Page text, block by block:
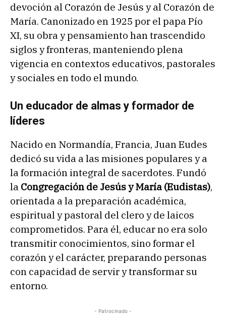
devoción al Corazón de Jesús y al Corazón de
María. Canonizado en 1925 por el papa Pío
XI, su obra y pensamiento han trascendido
siglos y fronteras, manteniendo plena
vigencia en contextos educativos, pastorales
y sociales en todo el mundo.
Un educador de almas y formador de
líderes
Nacido en Normandía, Francia, Juan Eudes
dedicó su vida a las misiones populares y a
la formación integral de sacerdotes. Fundó
la Congregación de Jesús y María (Eudistas),
orientada a la preparación académica,
espiritual y pastoral del clero y de laicos
comprometidos. Para él, educar no era solo
transmitir conocimientos, sino formar el
corazón y el carácter, preparando personas
con capacidad de servir y transformar su
entorno.
- Patrocinado -